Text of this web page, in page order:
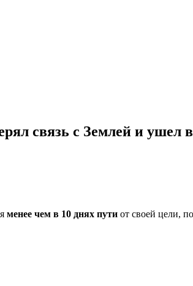
связь с Землей и ушел
менее чем в 10 днях пути от своей цели,